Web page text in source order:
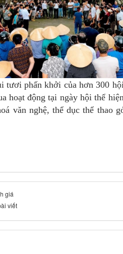
phấn khởi của hơn 300
hoạt động tại ngày hội thể
văn nghệ, thể dục thể thao
giá
viết